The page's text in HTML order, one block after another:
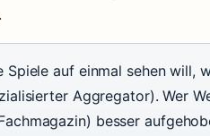
Spiele auf einmal sehen will,
Aggregator). Wer
besser